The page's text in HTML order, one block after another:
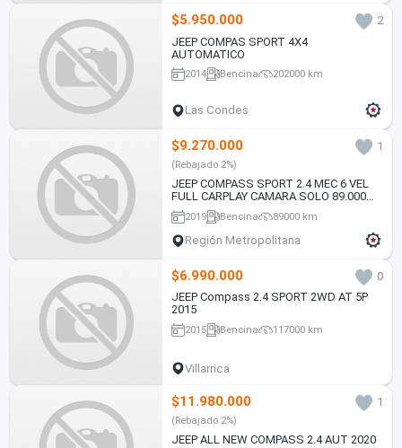
$5.950.000
2
JEEP COMPAS SPORT 4X4
AUTOMATICO
2014 Bencina 202000 km
Las Condes
$9.270.000 1
(Rebajado 2%)
JEEP COMPASS SPORT 2.4 MEC 6 VEL
FULL CARPLAY CAMARA SOLO 89.000
KM VER EN LAS CONDES 2019
2019 Bencina 89000 km
Región Metropolitana
$6.990.000
0
JEEP Compass 2.4 SPORT 2WD AT 5P
2015
2015 Bencina 117000 km
Villarrica
$11.980.000 1
(Rebajado 2%)
JEEP ALL NEW COMPASS 2.4 AUT 2020